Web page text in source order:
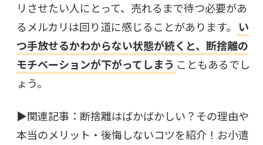
リさせたい人にとって、売れるまで待つ必要があ
るメルカリは回り道に感じることがあります。
い
つ手放せるかわからない状態が続くと、断捨離の
モチベーションが下がってしまう こともあるでし
ょう。
▶関連記事： 断捨離はばかばかしい？その理由や
本当のメリット・後悔しないコツを紹介！お小遣